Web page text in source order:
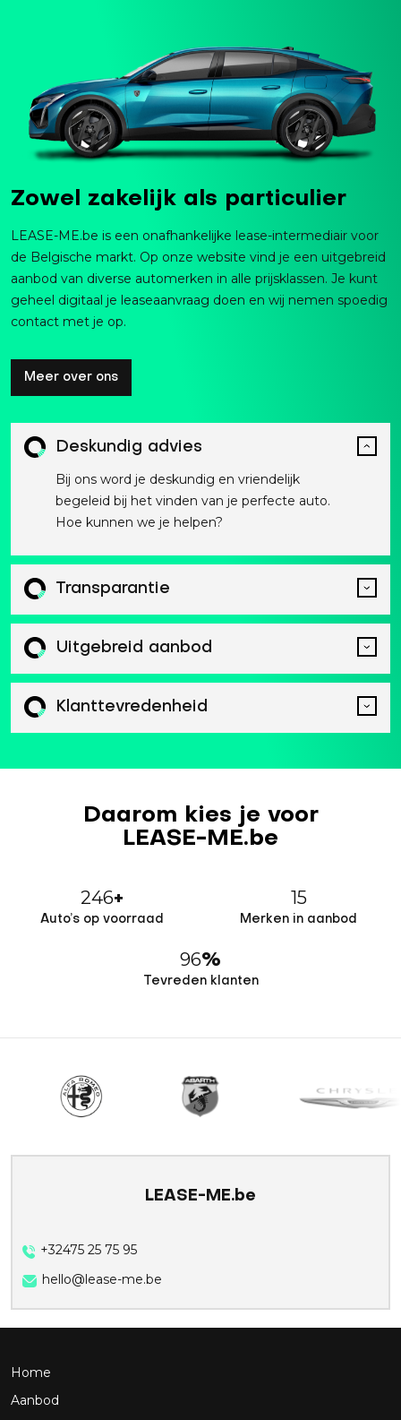
Zowel zakelijk als particulier
LEASE-ME.be is een onafhankelijke lease-intermediair voor
de Belgische markt. Op onze website vind je een uitgebreid
aanbod van diverse automerken in alle prijsklassen. Je kunt
geheel digitaal je leaseaanvraag doen en wij nemen spoedig
contact met je op.
Meer over ons
Deskundig advies
Bij ons word je deskundig en vriendelijk
begeleid bij het vinden van je perfecte auto.
Hoe kunnen we je helpen?
Transparantie
Uitgebreid aanbod
Klanttevredenheid
Daarom kies je voor
LEASE-ME.be
246+
Auto’s op voorraad
15
Merken in aanbod
96%
Tevreden klanten
LEASE-ME.be
+32475 25 75 95
hello@lease-me.be
Home
Aanbod